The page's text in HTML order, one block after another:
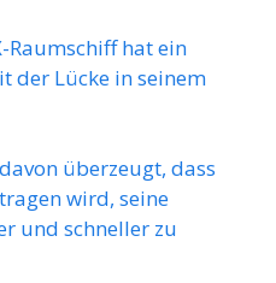
Raumschiff hat ein
der Lücke in seinem
überzeugt, dass
wird, seine
und schneller zu